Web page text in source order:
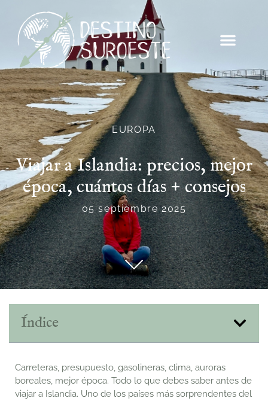
EUROPA
Viajar a Islandia: precios, mejor
época, cuántos días + consejos
05 septiembre 2025
Índice
Carreteras, presupuesto, gasolineras, clima, auroras
boreales, mejor época. Todo lo que debes saber antes de
viajar a Islandia. Uno de los países más sorprendentes del